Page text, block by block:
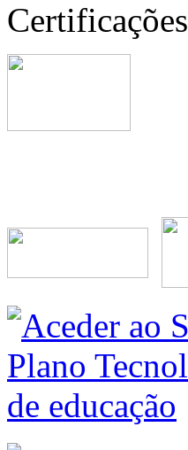
Certificações